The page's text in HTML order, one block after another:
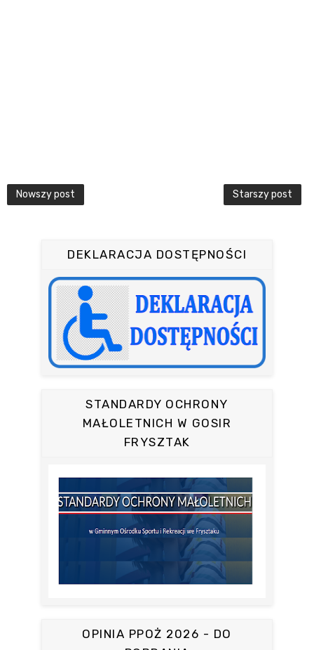
Nowszy post Starszy post
DEKLARACJA DOSTĘPNOŚCI
STANDARDY OCHRONY
MAŁOLETNICH W GOSIR
FRYSZTAK
OPINIA PPOŻ 2026 - DO